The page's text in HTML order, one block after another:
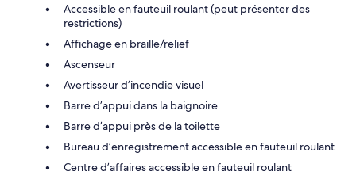
Accessible en fauteuil roulant (peut présenter des
restrictions)
Affichage en braille/relief
Ascenseur
Avertisseur d’incendie visuel
Barre d’appui dans la baignoire
Barre d’appui près de la toilette
Bureau d’enregistrement accessible en fauteuil roulant
Centre d’affaires accessible en fauteuil roulant